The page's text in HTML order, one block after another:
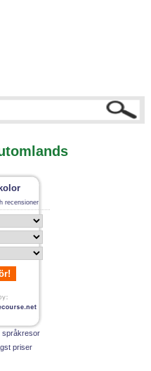
recensioner
språkresor
priser